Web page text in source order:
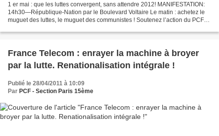
1 er mai : que les luttes convergent, sans attendre 2012! MANIFESTATION:
14h30—République-Nation par le Boulevard Voltaire Le matin : achetez le
muguet des luttes, le muguet des communistes ! Soutenez l’action du PCF
France Telecom : enrayer la machine à broyer
par la lutte. Renationalisation intégrale !
Publié le 28/04/2011 à 10:09
Par PCF - Section Paris 15ème